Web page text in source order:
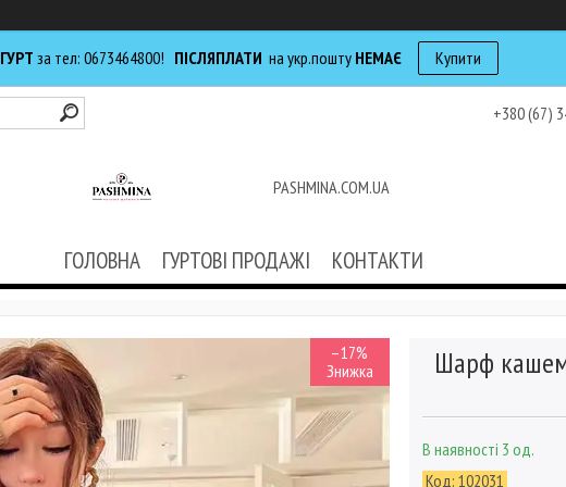
за тел: 0673464800! ПІСЛЯПЛАТИ на укр.пошту НЕМАЄ Купити
+380 (67)
PASHMINA.COM.UA
ГОЛОВНА ГУРТОВІ ПРОДАЖІ КОНТАКТИ
–17% Шарф
В наявності 3 од.
Код: 102031